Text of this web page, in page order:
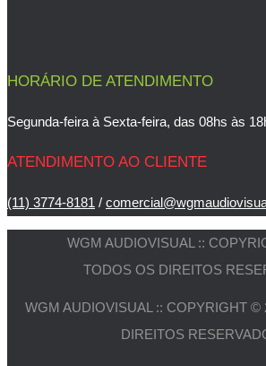
HORÁRIO DE ATENDIMENTO
Segunda-feira à Sexta-feira, das 08hs às
ATENDIMENTO AO CLIENTE
(11) 3774-8181 /
WGM AUDIOVISUAL ::
TODOS OS DIREITOS
WGM AUDIOVISUAL :: COPYRIGHT ©
DIREITOS